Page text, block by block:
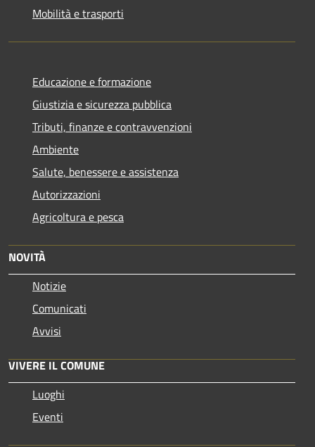
Mobilità e trasporti
Educazione e formazione
Giustizia e sicurezza pubblica
Tributi, finanze e contravvenzioni
Ambiente
Salute, benessere e assistenza
Autorizzazioni
Agricoltura e pesca
NOVITÀ
Notizie
Comunicati
Avvisi
VIVERE IL COMUNE
Luoghi
Eventi